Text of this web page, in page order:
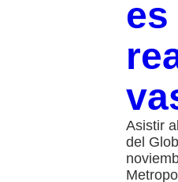
es
Asistir
del